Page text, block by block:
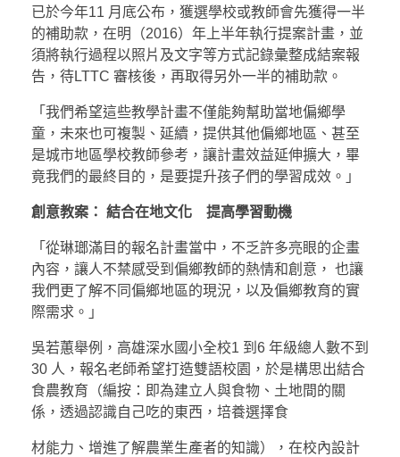
已於今年11 月底公布，獲選學校或教師會先獲得一半
的補助款，在明（2016）年上半年執行提案計畫，並
須將執行過程以照片及文字等方式記錄彙整成結案報
告，待LTTC 審核後，再取得另外一半的補助款。
「我們希望這些教學計畫不僅能夠幫助當地偏鄉學
童，未來也可複製、延續，提供其他偏鄉地區、甚至
是城市地區學校教師參考，讓計畫效益延伸擴大，畢
竟我們的最終目的，是要提升孩子們的學習成效。」
創意教案： 結合在地文化 提高學習動機
「從琳瑯滿目的報名計畫當中，不乏許多亮眼的企畫
內容，讓人不禁感受到偏鄉教師的熱情和創意， 也讓
我們更了解不同偏鄉地區的現況，以及偏鄉教育的實
際需求。」
吳若蕙舉例，高雄深水國小全校1 到6 年級總人數不到
30 人，報名老師希望打造雙語校園，於是構思出結合
食農教育（編按：即為建立人與食物、土地間的關
係，透過認識自己吃的東西，培養選擇食
材能力、增進了解農業生產者的知識），在校內設計